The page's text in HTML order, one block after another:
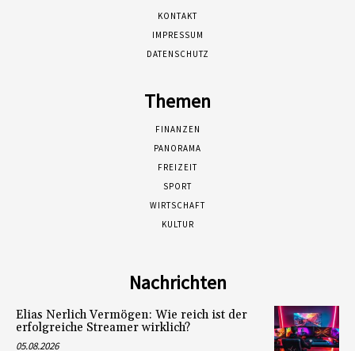
KONTAKT
IMPRESSUM
DATENSCHUTZ
Themen
FINANZEN
PANORAMA
FREIZEIT
SPORT
WIRTSCHAFT
KULTUR
Nachrichten
Elias Nerlich Vermögen: Wie reich ist der
erfolgreiche Streamer wirklich?
05.08.2026